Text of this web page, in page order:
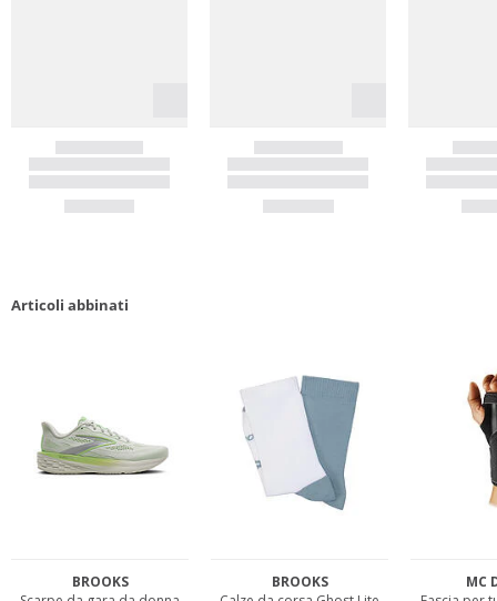
Articoli abbinati